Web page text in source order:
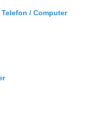
/ Computer